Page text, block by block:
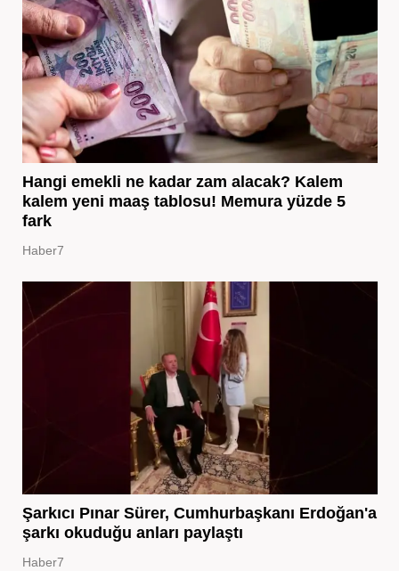
Hangi emekli ne kadar zam alacak? Kalem
kalem yeni maaş tablosu! Memura yüzde 5
fark
Haber7
Şarkıcı Pınar Sürer, Cumhurbaşkanı Erdoğan'a
şarkı okuduğu anları paylaştı
Haber7